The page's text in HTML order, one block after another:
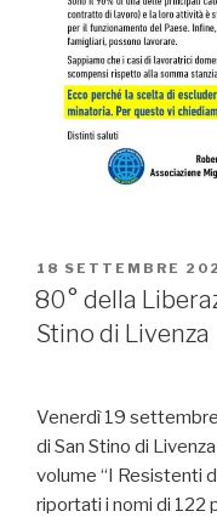
PUBBLICATO
IL
18 SETTEMBRE
80° della
Stino di Livenza
Venerdì 19
di San Stino di
volume “I Resistenti
riportati i nomi di 122